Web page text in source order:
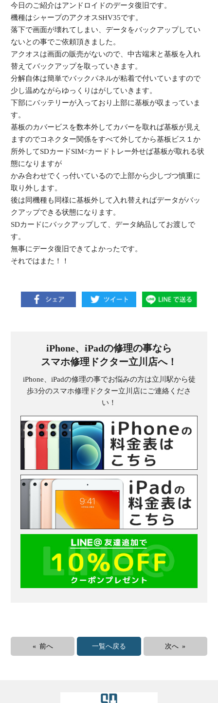
今日のご紹介はアンドロイドのデータ復旧です。
機種はシャープのアクオスSHV35です。
落下で画面が壊れてしまい、データをバックアップしてい
ないとの事でご依頼頂きました。
アクオスは画面の販売がないので、中古端末と基板を入れ
替えてバックアップを取っていきます。
分解自体は簡単でバックパネルが粘着で付いていますので
少し温めながらゆっくりはがしていきます。
下部にバッテリーが入っており上部に基板が収まっていま
す。
基板のカバービスを数本外してカバーを取れば基板が見え
ますのでコネクター関係をすべて外してから基板ビス１か
所外してSDカードSIM<カードトレー外せば基板が取れる状
態になりますが
かみ合わせでくっ付いているので上部から少しづつ慎重に
取り外します。
後は同機種も同様に基板外して入れ替えればデータがバッ
クアップできる状態になります。
SDカードにバックアップして、データ納品してお渡しで
す。
無事にデータ復旧できてよかったです。
それではまた！！
iPhone、iPadの修理の事なら
スマホ修理ドクター立川店へ！
iPhone、iPadの修理の事でお悩みの方は立川駅から徒
歩3分のスマホ修理ドクター立川店にご連絡くださ
い！
« 前へ 一覧へ戻る 次へ »